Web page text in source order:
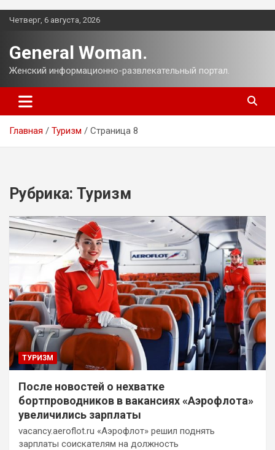
Перейти
Четверг, 6 августа, 2026
General Woman.
Женский информационно-развлекательный портал.
Главная Туризм Страница 8
Рубрика: Туризм
ТУРИЗМ
После новостей о нехватке
бортпроводников в вакансиях «Аэрофлота»
увеличились зарплаты
vacancy.aeroflot.ru «Аэрофлот» решил поднять
зарплаты соискателям на должность